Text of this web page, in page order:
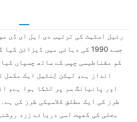
رئیل اسٹیٹ کی ترتیب دی ایل ای ڈی
جسے 1990 کی دہائی میں ڈیزائن
کو مقناطیسی چپس کے ساتھ چسپاں
انداز ہے، لیکن لِنٹیل ایک مکمل
اور پانیانگ سر پر لٹکا ہوا ہے،
طرز کی ایک مطلق کلاسیکی طرز کی